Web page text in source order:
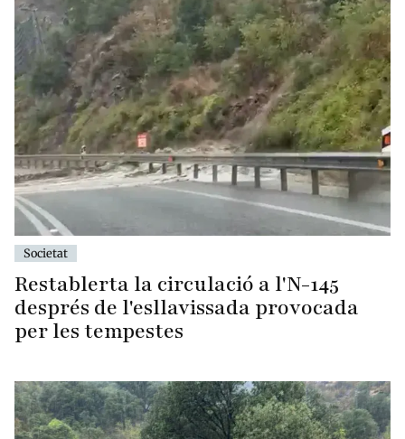
Societat
Restablerta la circulació a l'N-145
després de l'esllavissada provocada
per les tempestes